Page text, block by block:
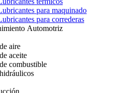
para maquinado
para correderas
Automotriz
aire
aceite
combustible